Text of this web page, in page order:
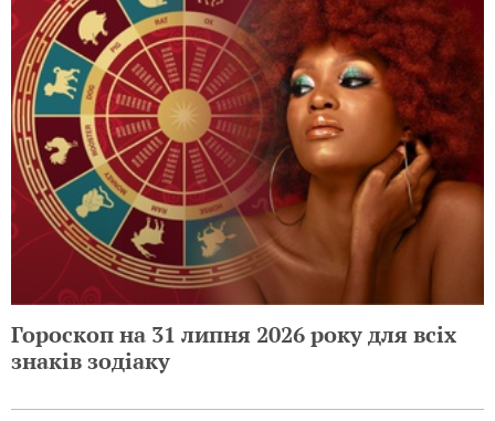
Гороскоп на 31 липня 2026 року для всіх
знаків зодіаку